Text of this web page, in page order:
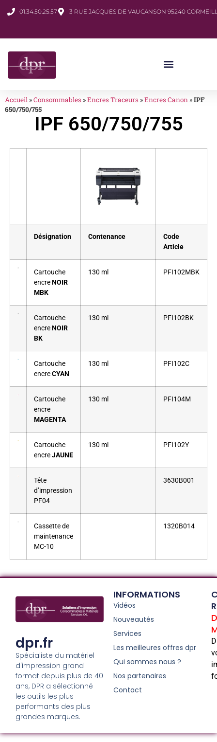
01.34.50.25.57 3 RUE JACQUES DE VAUCANSON 95240
Accueil »Consommables »Encres Traceurs »Encres Canon »IPF
650/750/755
IPF 650/750/755
Désignation Contenance
Code
Article
Cartouche
encreNOIR
MBK
130 ml PFI102MBK
Cartouche
encreNOIR
BK
130 ml PFI102BK
Cartouche
encreCYAN
130 ml PFI102C
Cartouche
encre
MAGENTA
130 ml PFI104M
Cartouche
encreJAUNE
130 ml PFI102Y
Tête
d’impression
PF04
3630B001
Cassette de
maintenance
MC-10
1320B014
dpr.fr
Spécialiste du matériel
d'impression grand
format depuis plus de 40
ans, DPR a sélectionné
les outils les plus
performants des plus
grandes marques.
INFORMATIONS
Vidéos
Nouveautés
Services
Les meilleures offres dpr
Qui sommes nous ?
Nos partenaires
Contact